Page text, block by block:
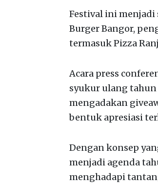
Festival ini menjadi
Burger Bangor,
termasuk Pizza
Acara press
syukur ulang tahun
mengadakan
bentuk apresiasi
Dengan konsep
menjadi agenda
menghadapi